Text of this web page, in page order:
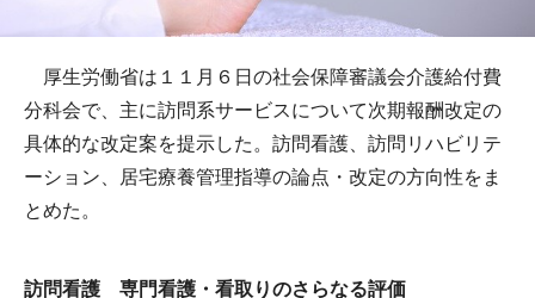
厚生労働省は１１月６日の社会保障審議会介護給付費
分科会で、主に訪問系サービスについて次期報酬改定の
具体的な改定案を提示した。訪問看護、訪問リハビリテ
ーション、居宅療養管理指導の論点・改定の方向性をま
とめた。
訪問看護 専門看護・看取りのさらなる評価